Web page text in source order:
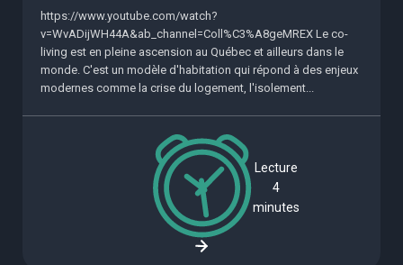
https://www.youtube.com/watch?
v=WvADijWH44A&ab_channel=Coll%C3%A8geMREX Le co-
living est en pleine ascension au Québec et ailleurs dans le
monde. C'est un modèle d'habitation qui répond à des enjeux
modernes comme la crise du logement, l'isolement...
Lecture
4
minutes